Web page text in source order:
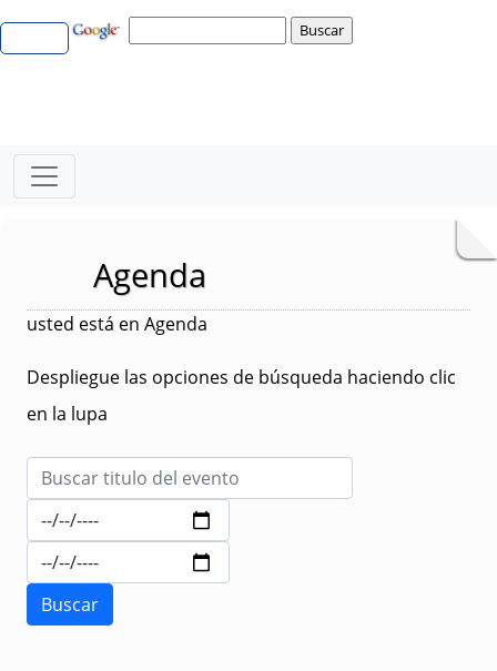
Agenda
usted está en Agenda
Despliegue las opciones de búsqueda haciendo clic
en la lupa